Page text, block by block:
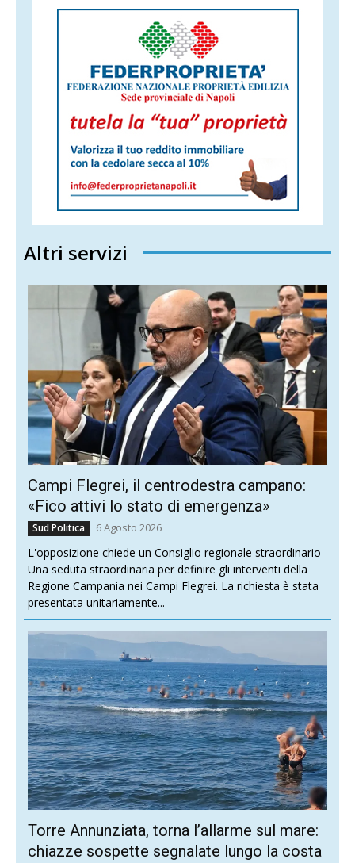
Altri servizi
Campi Flegrei, il centrodestra campano:
«Fico attivi lo stato di emergenza»
Sud Politica 6 Agosto 2026
L'opposizione chiede un Consiglio regionale straordinario
Una seduta straordinaria per definire gli interventi della
Regione Campania nei Campi Flegrei. La richiesta è stata
presentata unitariamente...
Torre Annunziata, torna l’allarme sul mare:
chiazze sospette segnalate lungo la costa